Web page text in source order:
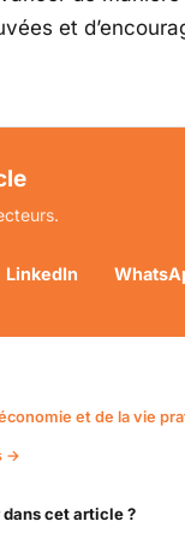
et
LinkedIn
et de la vie
→
dans cet article ?